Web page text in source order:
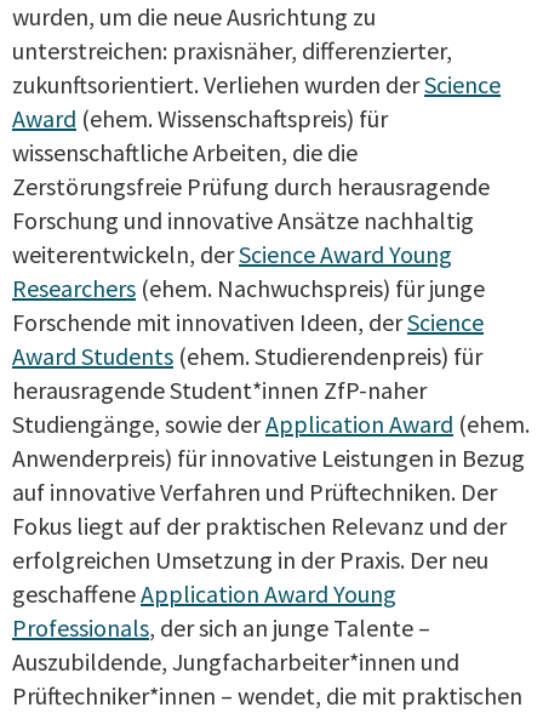
wurden, um die neue Ausrichtung zu
unterstreichen: praxisnäher, differenzierter,
zukunftsorientiert. Verliehen wurden derScience
Award (ehem. Wissenschaftspreis) für
wissenschaftliche Arbeiten, die die
Zerstörungsfreie Prüfung durch herausragende
Forschung und innovative Ansätze nachhaltig
weiterentwickeln, derScience Award Young
Researchers (ehem. Nachwuchspreis) für junge
Forschende mit innovativen Ideen, derScience
Award Students (ehem. Studierendenpreis) für
herausragende Student*innen ZfP-naher
Studiengänge, sowie derApplication Award (ehem.
Anwenderpreis) für innovative Leistungen in Bezug
auf innovative Verfahren und Prüftechniken. Der
Fokus liegt auf der praktischen Relevanz und der
erfolgreichen Umsetzung in der Praxis. Der neu
geschaffeneApplication Award Young
Professionals, der sich an junge Talente –
Auszubildende, Jungfacharbeiter*innen und
Prüftechniker*innen – wendet, die mit praktischen